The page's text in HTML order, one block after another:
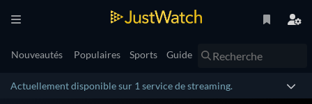
Nouveautés Populaires Sports Guide
Actuellement disponible sur 1 service de streaming.